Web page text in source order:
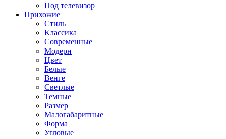
Под телевизор
Прихожие
Стиль
Классика
Современные
Модерн
Цвет
Белые
Венге
Светлые
Темные
Размер
Малогабаритные
Форма
Угловые